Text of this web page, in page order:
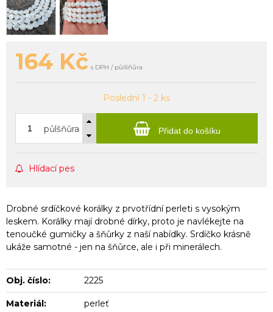
164 Kč s DPH / půlšňůra
Poslední 1 - 2 ks
půlšňůra Přidat do košíku
Hlídací pes
Drobné srdíčkové korálky z prvotřídní perleti s vysokým
leskem. Korálky mají drobné dírky, proto je navlékejte na
tenoučké gumičky a šňůrky z naší nabídky. Srdíčko krásně
ukáže samotné - jen na šňůrce, ale i při minerálech.
Obj. číslo: 2225
Materiál: perleť